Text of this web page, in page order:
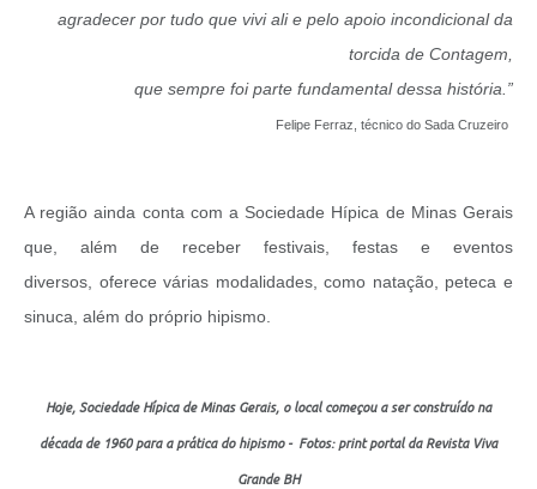
agradecer por tudo que vivi ali e pelo apoio incondicional da
torcida de Contagem,
que sempre foi parte fundamental dessa história.”
Felipe Ferraz, técnico do Sada Cruzeiro
A região ainda conta com a Sociedade Hípica de Minas Gerais
que, além de receber festivais, festas e eventos
diversos, oferece várias modalidades, como natação, peteca e
sinuca, além do próprio hipismo.
Hoje, Sociedade Hípica de Minas Gerais, o local começou a ser construído na
década de 1960 para a prática do hipismo - Fotos: print portal da Revista Viva
Grande BH